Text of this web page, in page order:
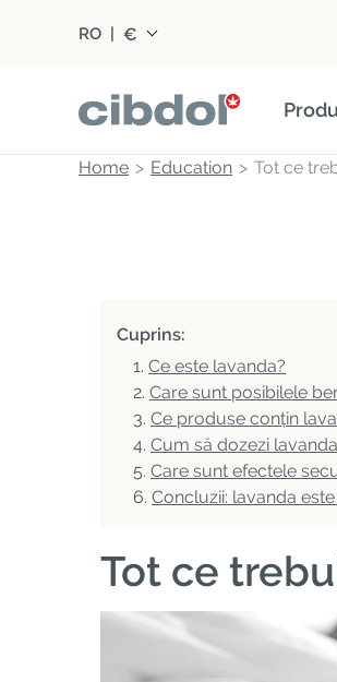
RO | €
Home Education Tot ce
Cuprins:
Ce este lavanda?
Care sunt posibilele
Ce produse conțin
Cum să dozezi lavanda
Care sunt efectele
Concluzii: lavanda
Tot ce